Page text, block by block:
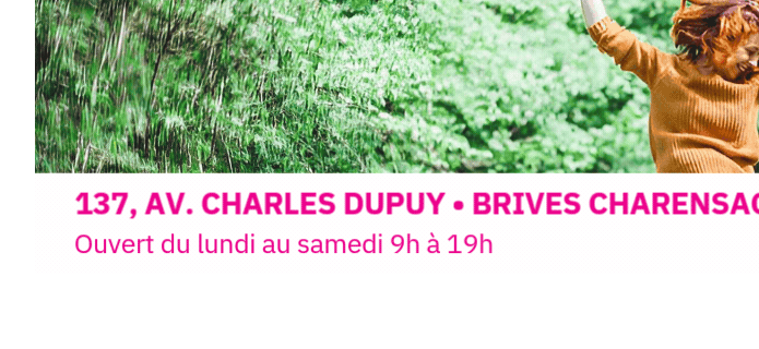
d’aquarelle en extérieur, accessibleà tous les
niveaux, dans un cadre naturel
inspirantautour de Saint-Front, à seulement30
minutes du Puy-en-Velay.
Pendant3 jours, vous apprendrez à capturer
l’instant :
aquarelle, encre, ou contenu hybride.